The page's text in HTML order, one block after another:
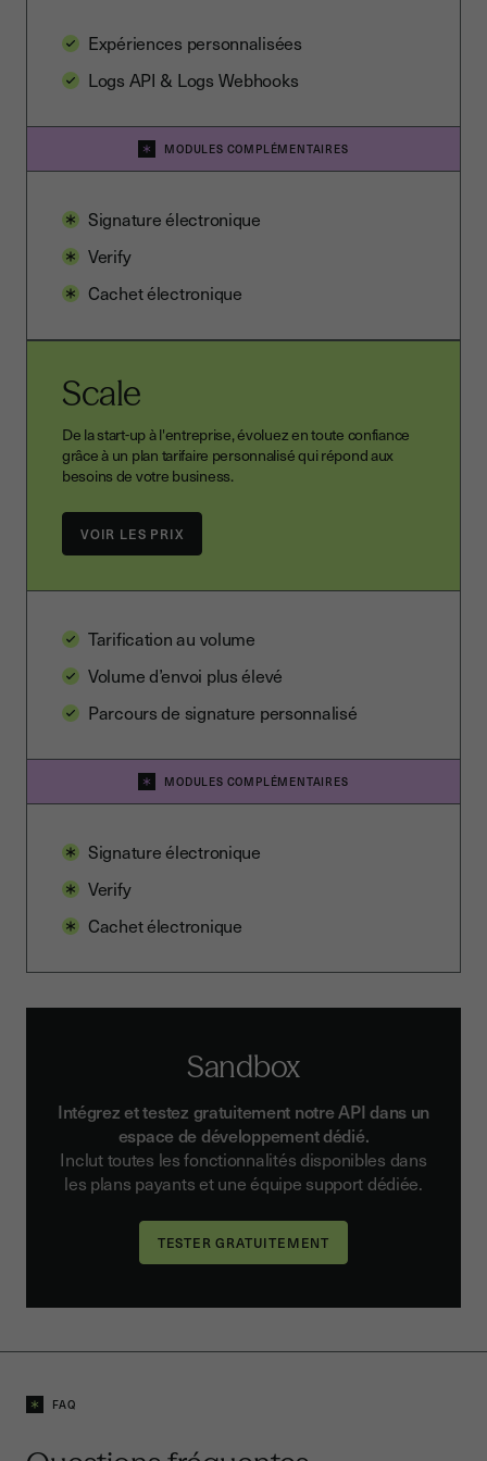
Expériences personnalisées
Logs API & Logs Webhooks
MODULES COMPLÉMENTAIRES
Signature électronique
Verify
Cachet électronique
Scale
De la start-up à l'entreprise, évoluez en toute confiance
grâce à un plan tarifaire personnalisé qui répond aux
besoins de votre business.
VOIR LES PRIX
Tarification au volume
Volume d’envoi plus élevé
Parcours de signature personnalisé
MODULES COMPLÉMENTAIRES
Signature électronique
Verify
Cachet électronique
Sandbox
Intégrez et testez gratuitement notre API dans un
espace de développement dédié.
Inclut toutes les fonctionnalités disponibles dans
les plans payants et une équipe support dédiée.
FAQ